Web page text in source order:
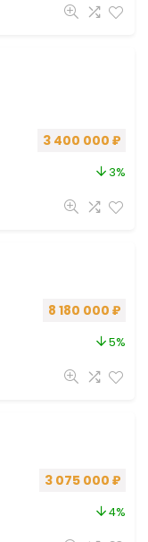
3 400 000 ₽
3%
8 180 000 ₽
5%
3 075 000 ₽
4%